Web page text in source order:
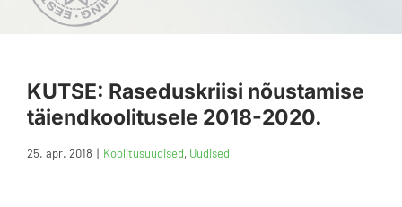
KUTSE: Raseduskriisi nõustamise
täiendkoolitusele 2018-2020.
25. apr. 2018 | Koolitusuudised, Uudised